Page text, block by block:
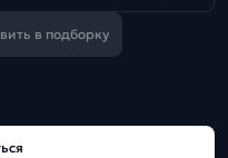
в подборку